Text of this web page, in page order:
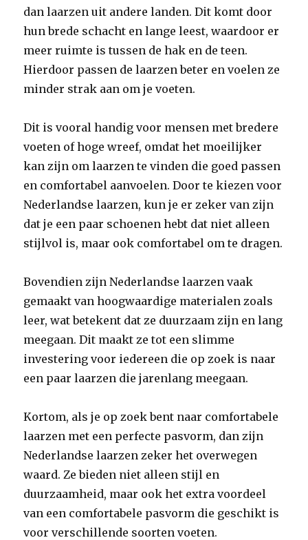
dan laarzen uit andere landen. Dit komt door
hun brede schacht en lange leest, waardoor er
meer ruimte is tussen de hak en de teen.
Hierdoor passen de laarzen beter en voelen ze
minder strak aan om je voeten.
Dit is vooral handig voor mensen met bredere
voeten of hoge wreef, omdat het moeilijker
kan zijn om laarzen te vinden die goed passen
en comfortabel aanvoelen. Door te kiezen voor
Nederlandse laarzen, kun je er zeker van zijn
dat je een paar schoenen hebt dat niet alleen
stijlvol is, maar ook comfortabel om te dragen.
Bovendien zijn Nederlandse laarzen vaak
gemaakt van hoogwaardige materialen zoals
leer, wat betekent dat ze duurzaam zijn en lang
meegaan. Dit maakt ze tot een slimme
investering voor iedereen die op zoek is naar
een paar laarzen die jarenlang meegaan.
Kortom, als je op zoek bent naar comfortabele
laarzen met een perfecte pasvorm, dan zijn
Nederlandse laarzen zeker het overwegen
waard. Ze bieden niet alleen stijl en
duurzaamheid, maar ook het extra voordeel
van een comfortabele pasvorm die geschikt is
voor verschillende soorten voeten.